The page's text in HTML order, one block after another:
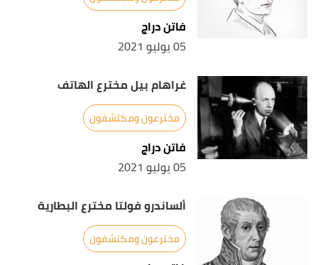
Campbell, John (1-2-2016),rutherford 1871-1937
"Rutherford's war",science, Retrieved 17-5-2021.
↑
"Ernest Rutherford Biographical"
,nobelprize,
Retrieved 17-5-2021. Edited.
فاتن دراج
05 يوليو 2021
غراهام بيل مخترع الهاتف
مخترعون ومكتشفون
فاتن دراج
05 يوليو 2021
ألساندرو فولتا مخترع البطارية
مخترعون ومكتشفون